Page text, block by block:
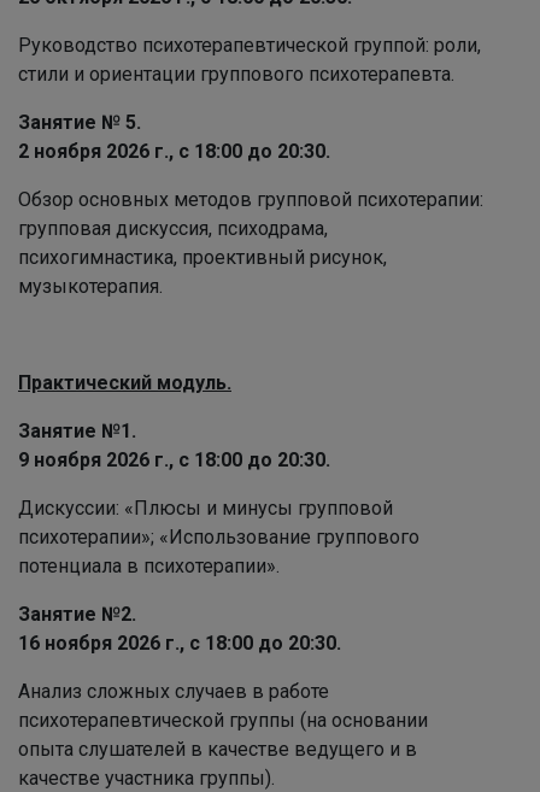
Руководство психотерапевтической группой: роли,
стили и ориентации группового психотерапевта.
Занятие № 5.
2 ноября 2026 г., с 18:00 до 20:30.
Обзор основных методов групповой психотерапии:
групповая дискуссия, психодрама,
психогимнастика, проективный рисунок,
музыкотерапия.
Практический модуль.
Занятие №1.
9 ноября 2026 г., с 18:00 до 20:30.
Дискуссии: «Плюсы и минусы групповой
психотерапии»; «Использование группового
потенциала в психотерапии».
Занятие №2.
16 ноября 2026 г., с 18:00 до 20:30.
Анализ сложных случаев в работе
психотерапевтической группы (на основании
опыта слушателей в качестве ведущего и в
качестве участника группы).